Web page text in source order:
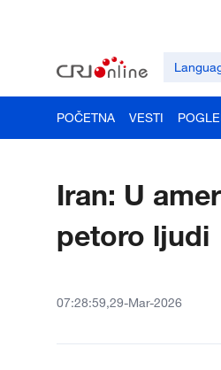
POČETNA VESTI
Iran: U
petoro ljudi
07:28:59,29-Mar-2026